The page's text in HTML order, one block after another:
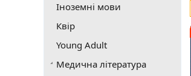
Іноземні мови
Квір
Young Adult
Медична література